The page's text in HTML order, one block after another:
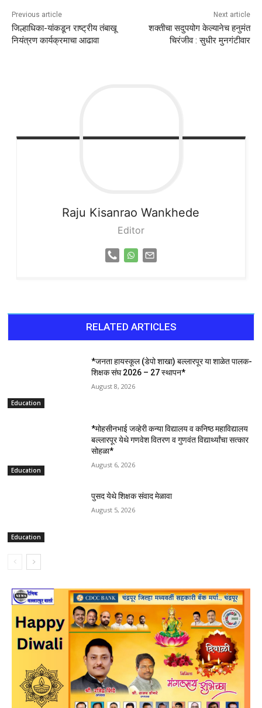
Previous article
जिल्हाधिका-यांकडून राष्ट्रीय तंबाखू
नियंत्रण कार्यक्रमाचा आढावा
Next article
शक्तीचा सदुपयोग केल्यानेच हनुमंत
चिरंजीव : सुधीर मुनगंटीवार
Raju Kisanrao Wankhede
Editor
RELATED ARTICLES
Education
*जनता हायस्कूल (डेपो शाखा) बल्लारपूर या शाळेत पालक-
शिक्षक संघ 2026 – 27 स्थापन*
August 8, 2026
Education
*मोहसीनभाई जव्हेरी कन्या विद्यालय व कनिष्ठ महाविद्यालय
बल्लारपूर येथे गणवेश वितरण व गुणवंत विद्यार्थ्यांचा सत्कार
सोहळा*
August 6, 2026
Education
पुसद येथे शिक्षक संवाद मेळावा
August 5, 2026